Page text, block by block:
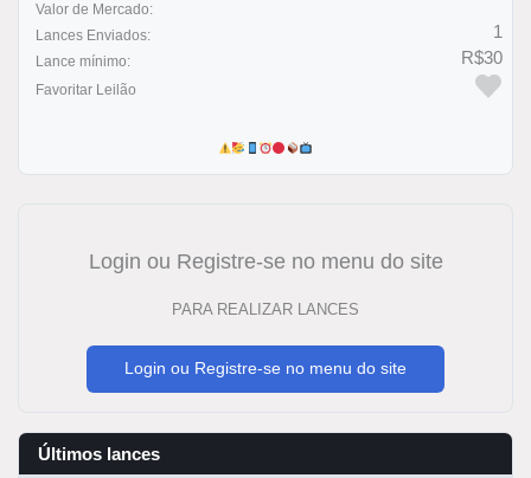
Valor de Mercado:
Lances Enviados:
1
Lance mínimo: R$30
Favoritar Leilão
Login ou Registre-se no menu do site
PARA REALIZAR LANCES
Login ou Registre-se no menu do site
Últimos lances